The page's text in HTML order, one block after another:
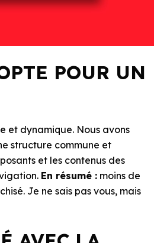
POUR UN
et dynamique. Nous avons
structure commune et
et les contenus des
En résumé : moins de
Je ne sais pas vous, mais